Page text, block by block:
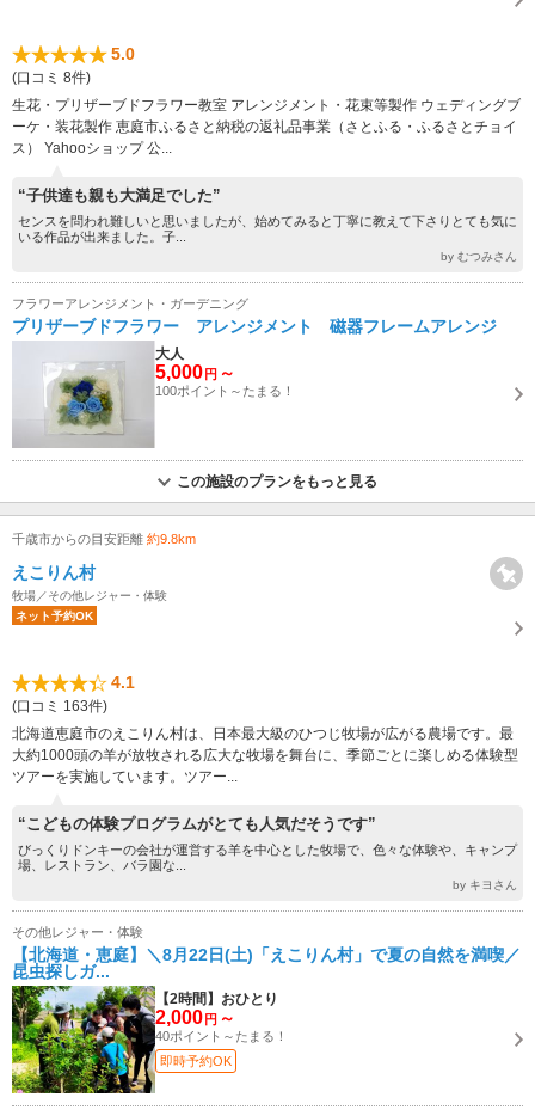
5.0
(口コミ 8件)
生花・プリザーブドフラワー教室 アレンジメント・花束等製作 ウェディングブ
ーケ・装花製作 恵庭市ふるさと納税の返礼品事業（さとふる・ふるさとチョイ
ス） Yahooショップ 公...
“子供達も親も大満足でした”
センスを問われ難しいと思いましたが、始めてみると丁寧に教えて下さりとても気に
いる作品が出来ました。子...
by むつみさん
フラワーアレンジメント・ガーデニング
プリザーブドフラワー アレンジメント 磁器フレームアレンジ
大人
5,000 円 ～
100ポイント～たまる！
この施設のプランをもっと見る
千歳市からの目安距離 約9.8km
えこりん村
牧場／その他レジャー・体験
ネット予約OK
4.1
(口コミ 163件)
北海道恵庭市のえこりん村は、日本最大級のひつじ牧場が広がる農場です。最
大約1000頭の羊が放牧される広大な牧場を舞台に、季節ごとに楽しめる体験型
ツアーを実施しています。ツアー...
“こどもの体験プログラムがとても人気だそうです”
びっくりドンキーの会社が運営する羊を中心とした牧場で、色々な体験や、キャンプ
場、レストラン、バラ園な...
by キヨさん
その他レジャー・体験
【北海道・恵庭】＼8月22日(土)「えこりん村」で夏の自然を満喫／
昆虫探しガ...
【2時間】おひとり
2,000 円 ～
40ポイント～たまる！
即時予約OK